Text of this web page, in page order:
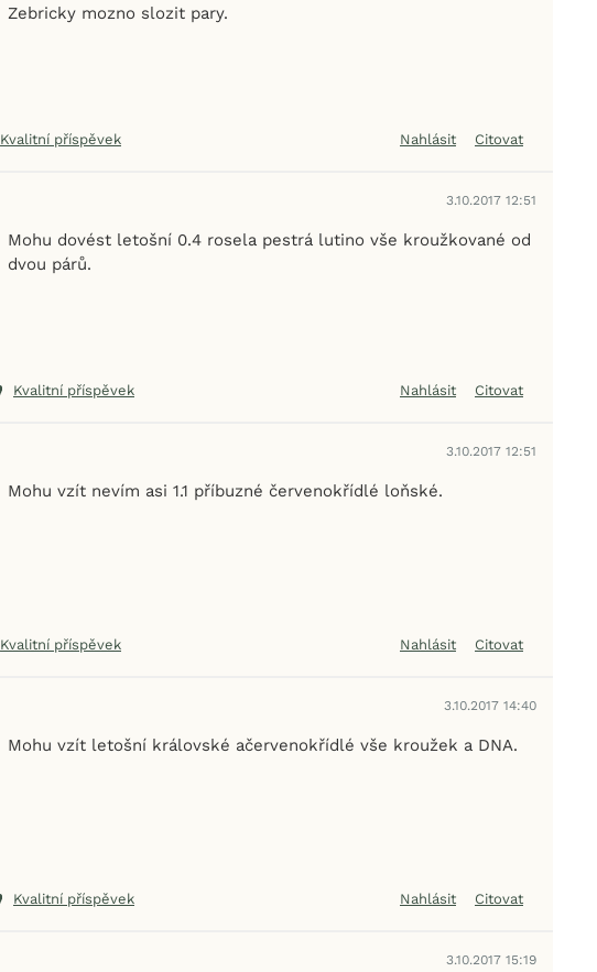
Zebricky mozno slozit pary.
Kvalitní příspěvek Nahlásit Citovat
3.10.2017 12:51
Mohu dovést letošní 0.4 rosela pestrá lutino vše kroužkované od
dvou párů.
Kvalitní příspěvek Nahlásit Citovat
3.10.2017 12:51
Mohu vzít nevím asi 1.1 příbuzné červenokřídlé loňské.
Kvalitní příspěvek Nahlásit Citovat
3.10.2017 14:40
Mohu vzít letošní královské ačervenokřídlé vše kroužek a DNA.
Kvalitní příspěvek Nahlásit Citovat
3.10.2017 15:19